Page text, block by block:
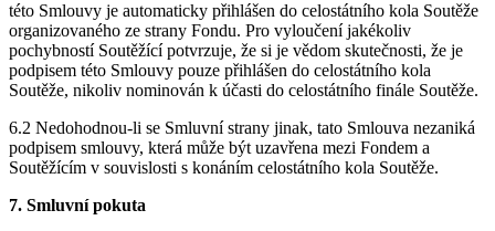
této Smlouvy je automaticky přihlášen do celostátního kola Soutěže
organizovaného ze strany Fondu. Pro vyloučení jakékoliv
pochybností Soutěžící potvrzuje, že si je vědom skutečnosti, že je
podpisem této Smlouvy pouze přihlášen do celostátního kola
Soutěže, nikoliv nominován k účasti do celostátního finále Soutěže.
6.2 Nedohodnou-li se Smluvní strany jinak, tato Smlouva nezaniká
podpisem smlouvy, která může být uzavřena mezi Fondem a
Soutěžícím v souvislosti s konáním celostátního kola Soutěže.
7. Smluvní pokuta